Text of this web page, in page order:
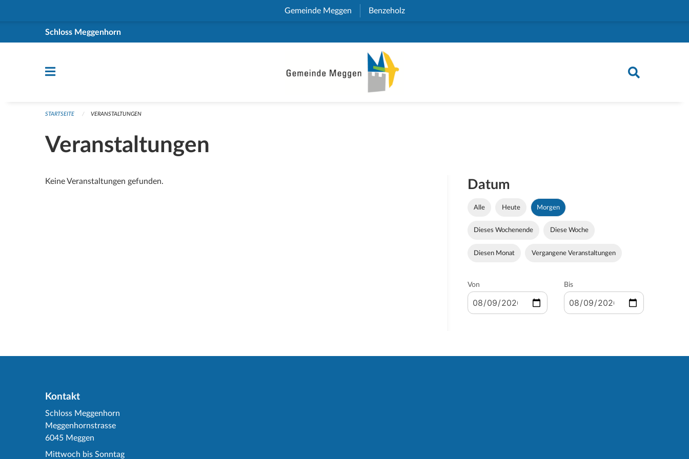
Gemeinde Meggen (External Link)
Benzeholz(External Link)
Schloss Meggenhorn
STARTSEITE VERANSTALTUNGEN
Veranstaltungen
Keine Veranstaltungen gefunden. Datum
Alle Heute Morgen
Dieses Wochenende Diese Woche
Diesen Monat Vergangene Veranstaltungen
Von Bis
Kontakt
Schloss Meggenhorn
Meggenhornstrasse
6045 Meggen
Mittwoch bis Sonntag